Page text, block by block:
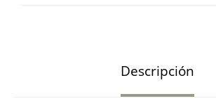
Descripción